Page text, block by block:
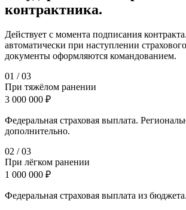
контрактника.
Действует с момента подписания
автоматически при наступлении
документы оформляются командованием.
01 /03
При тяжёлом ранении
3 000 000 ₽
Федеральная страховая выплата.
дополнительно.
02 /03
При лёгком ранении
1 000 000 ₽
Федеральная страховая выплата из бюджета.